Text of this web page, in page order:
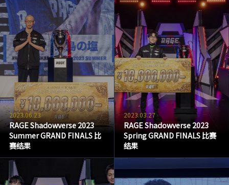
2023.06.23
RAGE Shadowverse 2023
Summer GRAND FINALS 比
赛结果
2023.03.27
RAGE Shadowverse 2023
Spring GRAND FINALS 比赛
结果